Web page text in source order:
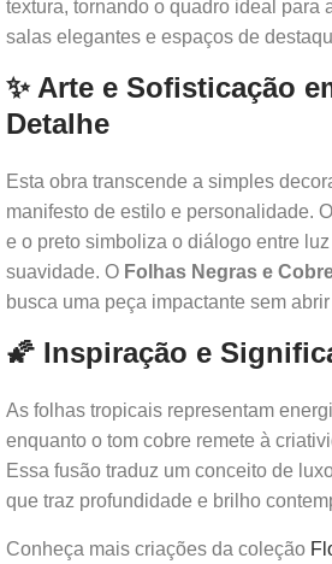
textura, tornando o quadro ideal para
salas elegantes e espaços de
✨ Arte e Sofisticação
Detalhe
Esta obra transcende a simples
manifesto de estilo e personalidade.
e o preto simboliza o diálogo entre
suavidade. O Folhas Negras e
busca uma peça impactante sem
🌠 Inspiração e
As folhas tropicais representam
enquanto o tom cobre remete à
Essa fusão traduz um conceito de
que traz profundidade e brilho
Conheça mais criações da coleção